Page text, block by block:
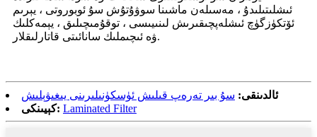
ئىشلىتىلىدۇ ، مەسىلەن ماشىنا سوۋۇتۇش سۇ ئوبوروتى ، يېرىم
ئۆتكۈزگۈچ ئىشلەپچىقىرىش لىنىيىسى ، توقۇمىچىلىق ، يېمەكلىك
ۋە ئىچىملىك ​​سانائىتى قاتارلىقلار.
ئالدىنقى: سۇ بىر تەرەپ قىلىش ئۈسكۈنىلىرىنى يىغىۋېلىش
كېيىنكى: Laminated Filter